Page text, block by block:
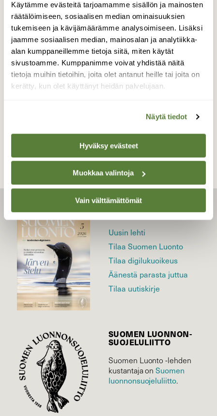
Käytämme evästeitä tarjoamamme sisällön ja mainosten
räätälöimiseen, sosiaalisen median ominaisuuksien
tukemiseen ja kävijämäärämme analysoimiseen. Lisäksi
jaamme sosiaalisen median, mainosalan ja analytiikka-
alan kumppaneillemme tietoja siitä, miten käytät
sivustoamme. Kumppanimme voivat yhdistää näitä
tietoja muihin tietoihin, joita olet antanut heille tai joita on
kerätty, kun olet käyttänyt heidän palvelujaan.
Näytä tiedot
Hyväksy evästeet
Muokkaa valintoja
Vain välttämättömät
Komea korkeahko
kellokukka-
Kurjenkello hohtavan valkoisin maljamaisin
kukin.
Valokuvaaja: Arja Valtonen, Lahti 15.7.2025
LEHTI
Uusin lehti
Tilaa Suomen Luonto
Tilaa digilukuoikeus
Äänestä parasta juttua
Tilaa uutiskirje
SUOMEN LUONNON­
SUOJELU­LIITTO
Suomen Luonto -lehden
kustantaja onSuomen
luonnonsuojelu­liitto.